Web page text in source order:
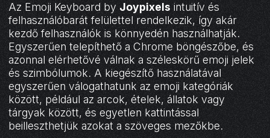
Az Emoji Keyboard by Joypixels intuitív és
felhasználóbarát felülettel rendelkezik, így akár
kezdő felhasználók is könnyedén használhatják.
Egyszerűen telepíthető a Chrome böngészőbe, és
azonnal elérhetővé válnak a széleskörű emoji jelek
és szimbólumok. A kiegészítő használatával
egyszerűen válogathatunk az emoji kategóriák
között, például az arcok, ételek, állatok vagy
tárgyak között, és egyetlen kattintással
beilleszthetjük azokat a szöveges mezőkbe.